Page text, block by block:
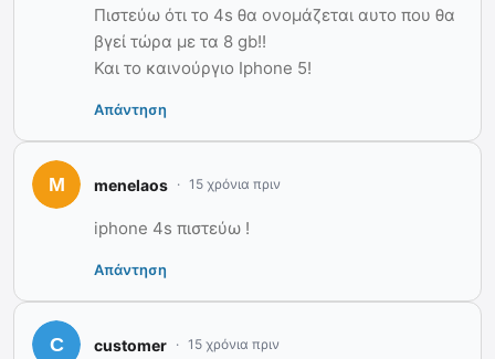
Πιστεύω ότι το 4s θα ονομάζεται αυτο που θα
βγεί τώρα με τα 8 gb!!
Και το καινούργιο Iphone 5!
Απάντηση
menelaos 15 χρόνια πριν
iphone 4s πιστεύω !
Απάντηση
customer 15 χρόνια πριν